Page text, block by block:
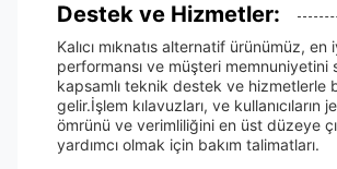
Destek ve Hizmetler:
Kalıcı mıknatıs alternatif ürünümüz, en
performansı ve müşteri memnuniyetini
kapsamlı teknik destek ve hizmetlerle
gelir.İşlem kılavuzları, ve kullanıcıların
ömrünü ve verimliliğini en üst düzeye
yardımcı olmak için bakım talimatları.